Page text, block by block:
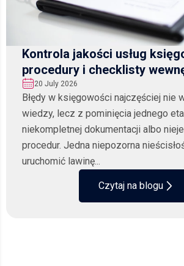
Kontrola jakości usług
procedury i checklisty
20 July 2026
Błędy w księgowości najczęściej nie
wiedzy, lecz z pominięcia jednego
niekompletnej dokumentacji albo
procedur. Jedna niepozorna
uruchomić lawinę...
Czytaj na blogu